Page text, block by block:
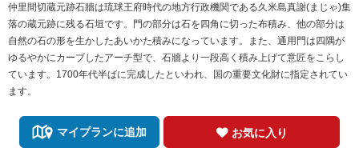
仲里間切蔵元跡石牆は琉球王府時代の地方行政機関である久米島真謝(まじゃ)集
落の蔵元跡に残る石垣です。門の部分は石を四角に切った布積み、他の部分は
自然の石の形を生かしたあいかた積みになっています。また、通用門は四隅が
ゆるやかにカーブしたアーチ型で、石牆より一段高く積み上げて意匠をこらし
ています。1700年代半ばに完成したといわれ、国の重要文化財に指定されてい
ます。
マイプランに追加 お気に入り